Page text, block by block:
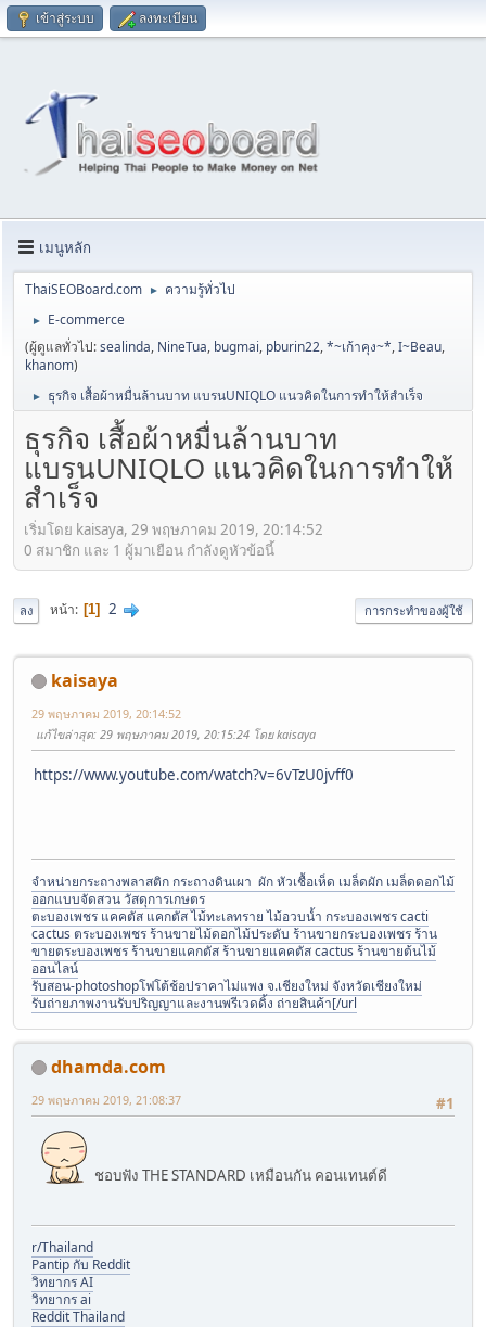
เข้าสู่ระบบ ลงทะเบียน
เมนูหลัก
ThaiSEOBoard.com ► ความรู้ทั่วไป
►
E-commerce
(ผู้ดูแลทั่วไป:sealinda, NineTua, bugmai, pburin22,*~เก้าคุง~*,I~Beau,
khanom)
► ธุรกิจ เสื้อผ้าหมื่นล้านบาท แบรนUNIQLO แนวคิดในการทำให้สำเร็จ
ธุรกิจ เสื้อผ้าหมื่นล้านบาท
แบรนUNIQLO แนวคิดในการทำให้
สำเร็จ
เริ่มโดย kaisaya, 29 พฤษภาคม 2019, 20:14:52
0 สมาชิก และ 1 ผู้มาเยือน กำลังดูหัวข้อนี้
ลง หน้า 1 2 การกระทำของผู้ใช้
kaisaya
29 พฤษภาคม 2019, 20:14:52
แก้ไขล่าสุด: 29 พฤษภาคม 2019, 20:15:24 โดย kaisaya
https://www.youtube.com/watch?v=6vTzU0jvff0
จำหน่ายกระถางพลาสติก กระถางดินเผา ผัก หัวเชื้อเห็ด เมล็ดผัก เมล็ดดอกไม้
ออกแบบจัดสวน วัสดุการเกษตร
ตะบองเพชร แคคตัส แคกตัส ไม้ทะเลทราย ไม้อวบน้ำ กระบองเพชร cacti
cactus ตระบองเพชร ร้านขายไม้ดอกไม้ประดับ ร้านขายกระบองเพชร ร้าน
ขายตระบองเพชร ร้านขายแคกตัส ร้านขายแคคตัส cactus ร้านขายต้นไม้
ออนไลน์
รับสอน-photoshopโฟโต้ช้อปราคาไม่แพง จ.เชียงใหม่ จังหวัดเชียงใหม่
รับถ่ายภาพงานรับปริญญาและงานพรีเวดดิ้ง ถ่ายสินค้า[/url
dhamda.com
#1
29 พฤษภาคม 2019, 21:08:37
ชอบฟัง THE STANDARD เหมือนกัน คอนเทนต์ดี
r/Thailand
Pantip กับ Reddit
วิทยากร AI
วิทยากร ai
Reddit Thailand